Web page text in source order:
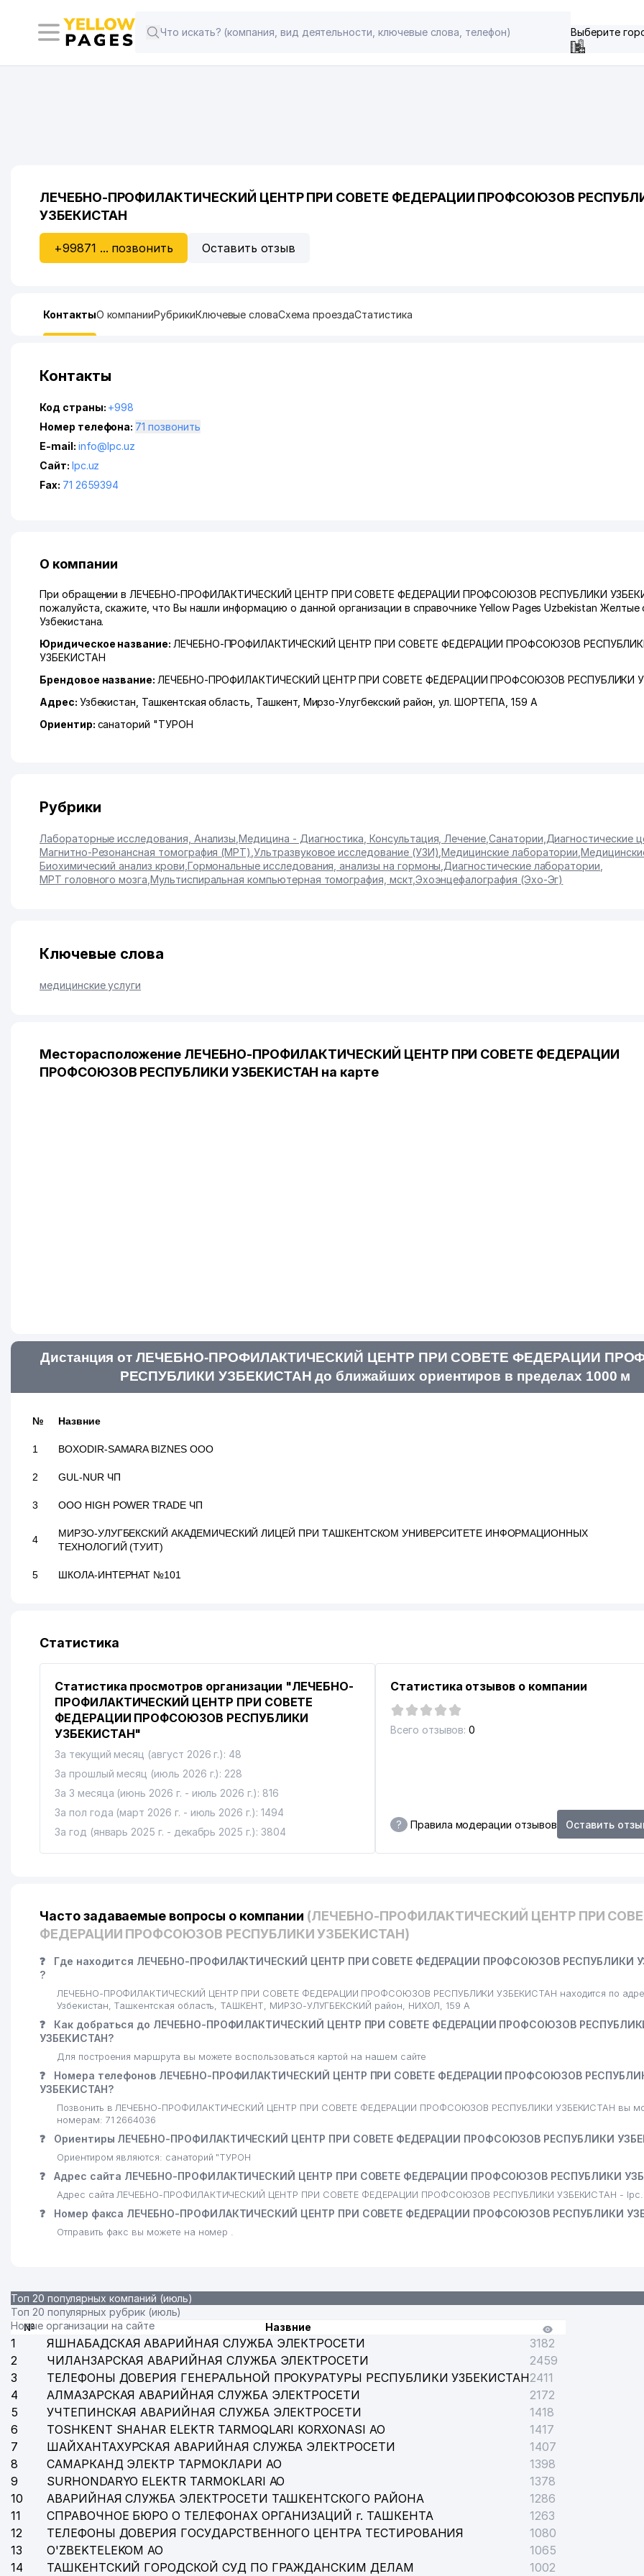
Выберите
ЛЕЧЕБНО-ПРОФИЛАКТИЧЕСКИЙ ЦЕНТР ПРИ СОВЕТЕ ФЕДЕРАЦИИ ПРОФСОЮЗОВ
УЗБЕКИСТАН
+99871 ... позвонить Оставить отзыв
КонтактыО компанииРубрикиКлючевые словаСхема проездаСтатистика
Контакты
Код страны: +998
Номер телефона:
71 позвонить
E-mail: info@lpc.uz
Сайт: lpc.uz
Fax: 71 2659394
О компании
При обращении в ЛЕЧЕБНО-ПРОФИЛАКТИЧЕСКИЙ ЦЕНТР ПРИ СОВЕТЕ ФЕДЕРАЦИИ ПРОФСОЮЗОВ РЕСПУБЛИКИ
пожалуйста, скажите, что Вы нашли информацию о данной организации в справочнике Yellow Pages Uzbekistan Желтые
Узбекистана.
Юридическое название: ЛЕЧЕБНО-ПРОФИЛАКТИЧЕСКИЙ ЦЕНТР ПРИ СОВЕТЕ ФЕДЕРАЦИИ ПРОФСОЮЗОВ
УЗБЕКИСТАН
Брендовое название: ЛЕЧЕБНО-ПРОФИЛАКТИЧЕСКИЙ ЦЕНТР ПРИ СОВЕТЕ ФЕДЕРАЦИИ ПРОФСОЮЗОВ РЕСПУБЛИКИ
Адрес: Узбекистан, Ташкентская область Ташкент, Мирзо-Улугбекский район ,ул. ШОРТЕПА , 159 А
Ориентир: санаторий "ТУРОН
Рубрики
Лабораторные исследования, Анализы ,Медицина - Диагностика, Консультация, Лечение Санатории Диагностические
Магнитно-Резонансная томография (МРТ) ,Ультразвуковое исследование (УЗИ) ,Медицинские лаборатории ,
Биохимический анализ крови Гормональные исследования, анализы на гормоны Диагностические лаборатории
МРТ головного мозга ,Мультиспиральная компьютерная томография, мскт, Эхоэнцефалография (Эхо-Эг)
Ключевые слова
медицинские услуги
Месторасположение ЛЕЧЕБНО-ПРОФИЛАКТИЧЕСКИЙ ЦЕНТР ПРИ СОВЕТЕ ФЕДЕРАЦИИ
ПРОФСОЮЗОВ РЕСПУБЛИКИ УЗБЕКИСТАН на карте
Дистанция от ЛЕЧЕБНО-ПРОФИЛАКТИЧЕСКИЙ ЦЕНТР ПРИ СОВЕТЕ ФЕДЕРАЦИИ
РЕСПУБЛИКИ УЗБЕКИСТАН до ближайших ориентиров в пределах 1000 м
№ Назвние
1 BOXODIR-SAMARA BIZNES ООО
2 GUL-NUR ЧП
3 ООО HIGH POWER TRADE ЧП
4
МИРЗО-УЛУГБЕКСКИЙ АКАДЕМИЧЕСКИЙ ЛИЦЕЙ ПРИ ТАШКЕНТСКОМ УНИВЕРСИТЕТЕ ИНФОРМАЦИОННЫХ
ТЕХНОЛОГИЙ (ТУИТ)
5 ШКОЛА-ИНТЕРНАТ №101
Статистика
Статистика просмотров организации "ЛЕЧЕБНО-
ПРОФИЛАКТИЧЕСКИЙ ЦЕНТР ПРИ СОВЕТЕ
ФЕДЕРАЦИИ ПРОФСОЮЗОВ РЕСПУБЛИКИ
УЗБЕКИСТАН"
За текущий месяц (август 2026 г.): 48
За прошлый месяц (июль 2026 г.): 228
За 3 месяца (июнь 2026 г. - июль 2026 г.): 816
За пол года (март 2026 г. - июль 2026 г.): 1494
За год (январь 2025 г. - декабрь 2025 г.): 3804
Статистика отзывов о компании
Всего отзывов: 0
? Правила модерации отзывов Оставить
Часто задаваемые вопросы о компании (ЛЕЧЕБНО-ПРОФИЛАКТИЧЕСКИЙ ЦЕНТР ПРИ
ФЕДЕРАЦИИ ПРОФСОЮЗОВ РЕСПУБЛИКИ УЗБЕКИСТАН)
❓
Где находится ЛЕЧЕБНО-ПРОФИЛАКТИЧЕСКИЙ ЦЕНТР ПРИ СОВЕТЕ ФЕДЕРАЦИИ ПРОФСОЮЗОВ РЕСПУБЛИКИ
?
ЛЕЧЕБНО-ПРОФИЛАКТИЧЕСКИЙ ЦЕНТР ПРИ СОВЕТЕ ФЕДЕРАЦИИ ПРОФСОЮЗОВ РЕСПУБЛИКИ УЗБЕКИСТАН находится по
Узбекистан, Ташкентская область, ТАШКЕНТ, МИРЗО-УЛУГБЕКСКИЙ район, НИХОЛ, 159 А
❓
Как добраться до ЛЕЧЕБНО-ПРОФИЛАКТИЧЕСКИЙ ЦЕНТР ПРИ СОВЕТЕ ФЕДЕРАЦИИ ПРОФСОЮЗОВ
УЗБЕКИСТАН?
Для построения маршрута вы можете воспользоваться картой на нашем сайте
❓
Номера телефонов ЛЕЧЕБНО-ПРОФИЛАКТИЧЕСКИЙ ЦЕНТР ПРИ СОВЕТЕ ФЕДЕРАЦИИ ПРОФСОЮЗОВ
УЗБЕКИСТАН?
Позвонить в ЛЕЧЕБНО-ПРОФИЛАКТИЧЕСКИЙ ЦЕНТР ПРИ СОВЕТЕ ФЕДЕРАЦИИ ПРОФСОЮЗОВ РЕСПУБЛИКИ УЗБЕКИСТАН вы
номерам: 71 2664036
❓ Ориентиры ЛЕЧЕБНО-ПРОФИЛАКТИЧЕСКИЙ ЦЕНТР ПРИ СОВЕТЕ ФЕДЕРАЦИИ ПРОФСОЮЗОВ РЕСПУБЛИКИ
Ориентиром являются: санаторий "ТУРОН
❓ Адрес сайта ЛЕЧЕБНО-ПРОФИЛАКТИЧЕСКИЙ ЦЕНТР ПРИ СОВЕТЕ ФЕДЕРАЦИИ ПРОФСОЮЗОВ РЕСПУБЛИКИ
Адрес сайта ЛЕЧЕБНО-ПРОФИЛАКТИЧЕСКИЙ ЦЕНТР ПРИ СОВЕТЕ ФЕДЕРАЦИИ ПРОФСОЮЗОВ РЕСПУБЛИКИ УЗБЕКИСТАН -
❓ Номер факса ЛЕЧЕБНО-ПРОФИЛАКТИЧЕСКИЙ ЦЕНТР ПРИ СОВЕТЕ ФЕДЕРАЦИИ ПРОФСОЮЗОВ РЕСПУБЛИКИ
Отправить факс вы можете на номер .
Топ 20 популярных компаний (июль)
Топ 20 популярных рубрик (июль)
Новые организации на сайте
№ Назвние
1 ЯШНАБАДСКАЯ АВАРИЙНАЯ СЛУЖБА ЭЛЕКТРОСЕТИ
3182
2
ЧИЛАНЗАРСКАЯ АВАРИЙНАЯ СЛУЖБА ЭЛЕКТРОСЕТИ
2459
3
ТЕЛЕФОНЫ ДОВЕРИЯ ГЕНЕРАЛЬНОЙ ПРОКУРАТУРЫ РЕСПУБЛИКИ УЗБЕКИСТАН2411
4
АЛМАЗАРСКАЯ АВАРИЙНАЯ СЛУЖБА ЭЛЕКТРОСЕТИ
2172
5
УЧТЕПИНСКАЯ АВАРИЙНАЯ СЛУЖБА ЭЛЕКТРОСЕТИ
1418
6
TOSHKENT SHAHAR ELEKTR TARMOQLARI KORXONASI АО
1417
7
ШАЙХАНТАХУРСКАЯ АВАРИЙНАЯ СЛУЖБА ЭЛЕКТРОСЕТИ
1407
8
САМАРКАНД ЭЛЕКТР ТАРМОКЛАРИ АО
1398
9
SURHONDARYO ELEKTR TARMOKLARI АО
1378
10
АВАРИЙНАЯ СЛУЖБА ЭЛЕКТРОСЕТИ ТАШКЕНТСКОГО РАЙОНА
1286
11
СПРАВОЧНОЕ БЮРО О ТЕЛЕФОНАХ ОРГАНИЗАЦИЙ г. ТАШКЕНТА
1263
12
ТЕЛЕФОНЫ ДОВЕРИЯ ГОСУДАРСТВЕННОГО ЦЕНТРА ТЕСТИРОВАНИЯ
1080
13
O'ZBEKTELEKOM АО
1065
14
ТАШКЕНТСКИЙ ГОРОДСКОЙ СУД ПО ГРАЖДАНСКИМ ДЕЛАМ 1002